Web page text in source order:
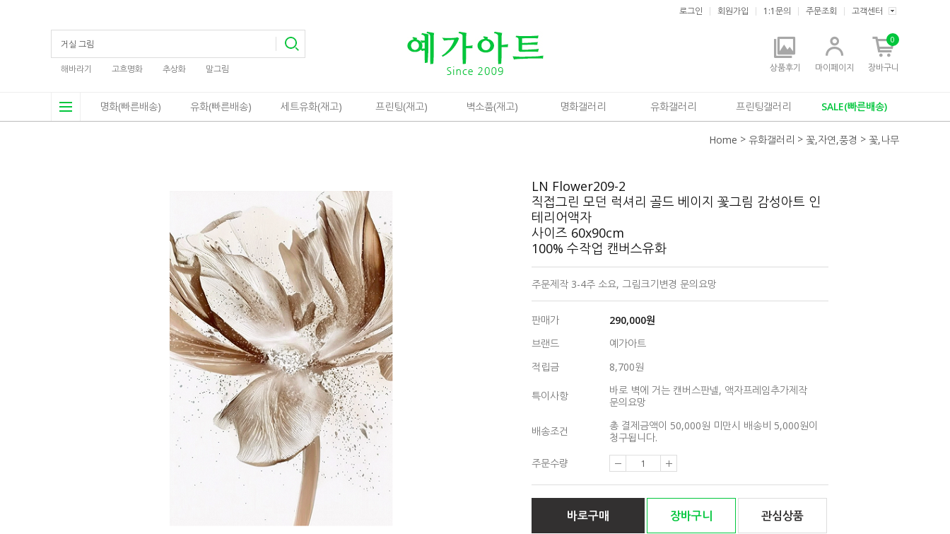
해바라기 고흐명화 추상화 말그림
로그인 회원가입 1:1문의 주문조회 고객센터
상품후기 마이페이지 장바구니
0
명화(빠른배송) 유화(빠른배송) 세트유화(재고) 프린팅(재고) 벽소품(재고) 명화갤러리 유화갤러리 프린팅갤러리 SALE(빠른배송)
Home > 유화갤러리 > 꽃,자연,풍경 > 꽃,나무
LN Flower209-2
직접그린 모던 럭셔리 골드 베이지 꽃그림 감성아트 인
테리어액자
사이즈 60x90cm
100% 수작업 캔버스유화
주문제작 3-4주 소요, 그림크기변경 문의요망
판매가 290,000원
브랜드
예가아트
적립금
8,700원
특이사항
바로 벽에 거는 캔버스판넬, 액자프레임추가제작
문의요망
배송조건
총 결제금액이 50,000원 미만시 배송비 5,000원이
청구됩니다.
주문수량
바로구매 장바구니 관심상품